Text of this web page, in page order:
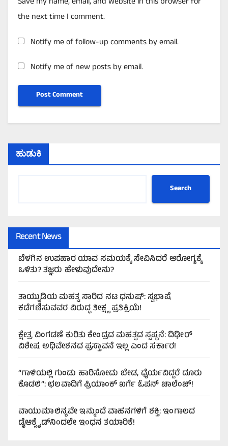
the next time I comment.
Notify me of follow-up comments by email.
Notify me of new posts by email.
ಹುಡುಕಿ
Search
Recent News
ಬೆಳಗಿನ ಉಪಹಾರ ಯಾವ ಸಮಯಕ್ಕೆ ಸೇವಿಸಿದರೆ ಆರೋಗ್ಯಕ್ಕೆ
ಒಳಿತು? ತಜ್ಞರು ಹೇಳುವುದೇನು?
ತಾಯ್ನುಡಿಯ ಮಹತ್ವ ಸಾರಿದ ನಟ ಧನುಷ್: ಸ್ವಭಾಷೆ
ಕಡೆಗಣಿಸುವವರ ವಿರುದ್ಧ ತೀಕ್ಷ್ಣ ಪ್ರತಿಕ್ರಿಯೆ!
ಕ್ಷೇತ್ರ ವಿಂಗಡಣೆ ಕುರಿತು ಕೇಂದ್ರದ ಮಹತ್ವದ ಸ್ಪಷ್ಟನೆ: ದಿಢೀರ್
ವಿಶೇಷ ಅಧಿವೇಶನದ ಪ್ರಸ್ತಾವನೆ ಇಲ್ಲ ಎಂದ ಸರ್ಕಾರ!
“ಗಾಳಿಯಲ್ಲಿ ಗುಂಡು ಹಾರಿಸೋದು ಬೇಡ, ಧೈರ್ಯವಿದ್ದರೆ ದೂರು
ಕೊಡಲಿ”: ಛಲವಾದಿಗೆ ಪ್ರಿಯಾಂಕ್ ಖರ್ಗೆ ಓಪನ್ ಚಾಲೆಂಜ್!
ವಾಯುಮಾಲಿನ್ಯವೇ ಇನ್ಮುಂದೆ ವಾಹನಗಳಿಗೆ ಶಕ್ತಿ: ಇಂಗಾಲದ
ಡೈಆಕ್ಸೈಡ್‌ನಿಂದಲೇ ಇಂಧನ ತಯಾರಿಕೆ!